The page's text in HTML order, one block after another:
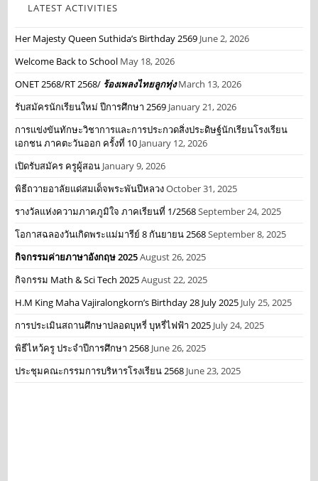
LATEST ACTIVITIES
Her Majesty Queen Suthida’s Birthday 2569 June 2, 2026
Welcome Back to School May 18, 2026
ONET 2568/RT 2568/ ร้องเพลงไทยลูกทุ่ง March 13, 2026
รับสมัครนักเรียนใหม่ ปีการศึกษา 2569 January 21, 2026
การแข่งขันทักษะวิชาการและการประกวดสิ่งประดิษฐ์นักเรียนโรงเรียน
เอกชน ภาคตะวันออก ครั้งที่ 10 January 12, 2026
เปิดรับสมัคร ครูผู้สอน January 9, 2026
พิธีถวายอาลัยแด่สมเด็จพระพันปีหลวงOctober 31, 2025
รางวัลแห่งความภาคภูมิใจ ภาคเรียนที่ 1/2568September 24, 2025
โอกาสฉลองวันเกิดพระแม่มารีย์ 8 กันยายน 2568September 8, 2025
กิจกรรมค่ายภาษาอังกฤษ 2025August 26, 2025
กิจกรรม Math & Sci Tech 2025August 22, 2025
H.M King Maha Vajiralongkorn’s Birthday 28 July 2025 July 25, 2025
การประเมินสถานศึกษาปลอดบุหรี่ บุหรี่ไฟฟ้า 2025 July 24, 2025
พิธีไหว้ครู ประจำปีการศึกษา 2568 June 26, 2025
ประชุมคณะกรรมการบริหารโรงเรียน 2568 June 23, 2025